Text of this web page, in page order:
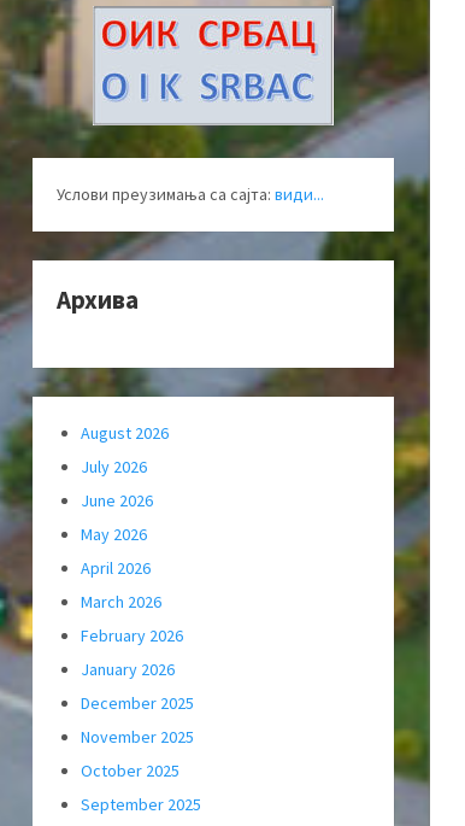
Услови преузимања са сајта: види...
Архива
August 2026
July 2026
June 2026
May 2026
April 2026
March 2026
February 2026
January 2026
December 2025
November 2025
October 2025
September 2025